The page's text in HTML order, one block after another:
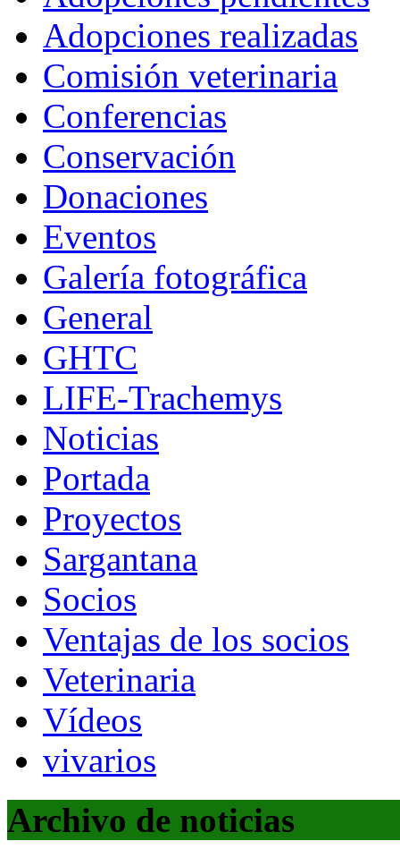
Adopciones realizadas
Comisión veterinaria
Conferencias
Conservación
Donaciones
Eventos
Galería fotográfica
General
GHTC
LIFE-Trachemys
Noticias
Portada
Proyectos
Sargantana
Socios
Ventajas de los socios
Veterinaria
Vídeos
vivarios
Archivo de noticias